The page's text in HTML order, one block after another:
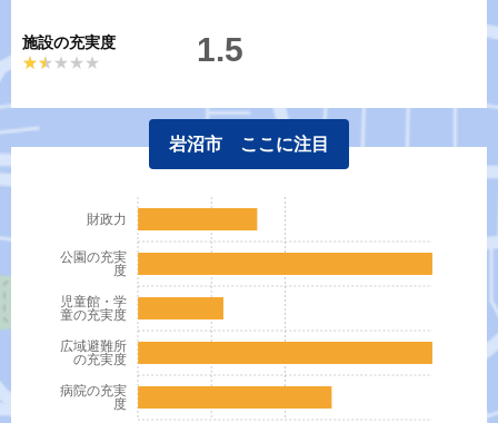
施設の充実度
★★★★★
★★★★★ 1.5
岩沼市 ここに注目
病院の充実
度
広域避難所
の充実度
児童館・学
童の充実度
公園の充実
度
財政力